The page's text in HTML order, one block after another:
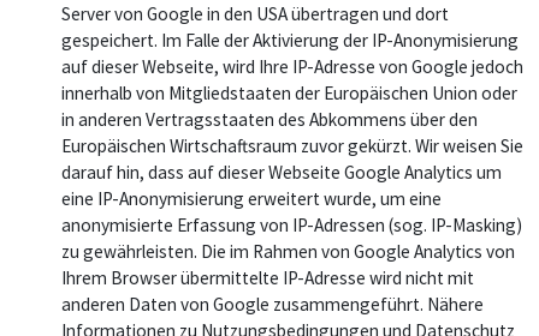
Server von Google in den USA übertragen und dort
gespeichert. Im Falle der Aktivierung der IP-Anonymisierung
auf dieser Webseite, wird Ihre IP-Adresse von Google jedoch
innerhalb von Mitgliedstaaten der Europäischen Union oder
in anderen Vertragsstaaten des Abkommens über den
Europäischen Wirtschaftsraum zuvor gekürzt. Wir weisen Sie
darauf hin, dass auf dieser Webseite Google Analytics um
eine IP-Anonymisierung erweitert wurde, um eine
anonymisierte Erfassung von IP-Adressen (sog. IP-Masking)
zu gewährleisten. Die im Rahmen von Google Analytics von
Ihrem Browser übermittelte IP-Adresse wird nicht mit
anderen Daten von Google zusammengeführt. Nähere
Informationen zu Nutzungsbedingungen und Datenschutz